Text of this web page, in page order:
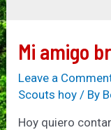
Mi amigo
Leave a
Scouts hoy / By
Hoy quiero